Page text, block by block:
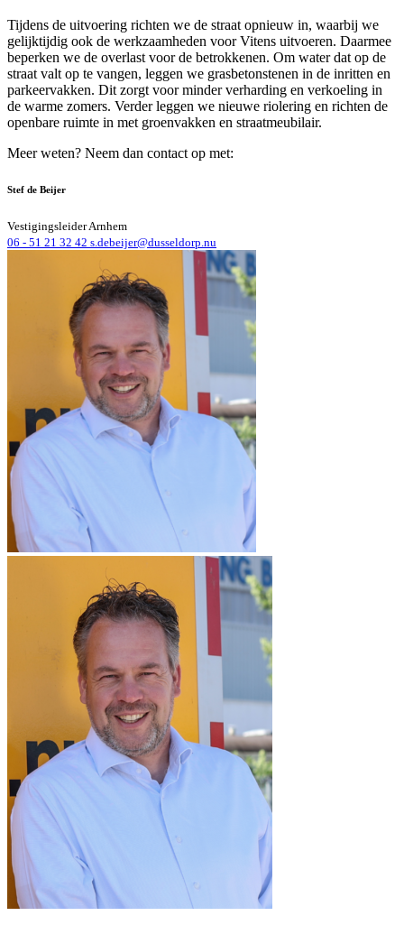
Tijdens de uitvoering richten we de straat opnieuw in, waarbij we
gelijktijdig ook de werkzaamheden voor Vitens uitvoeren. Daarmee
beperken we de overlast voor de betrokkenen. Om water dat op de
straat valt op te vangen, leggen we grasbetonstenen in de inritten en
parkeervakken. Dit zorgt voor minder verharding en verkoeling in
de warme zomers. Verder leggen we nieuwe riolering en richten de
openbare ruimte in met groenvakken en straatmeubilair.
Meer weten? Neem dan contact op met:
Stef de Beijer
Vestigingsleider Arnhem
06 - 51 21 32 42 s.debeijer@dusseldorp.nu